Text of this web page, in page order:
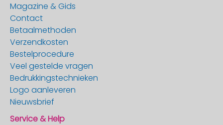
Magazine & Gids
Contact
Betaalmethoden
Verzendkosten
Bestelprocedure
Veel gestelde vragen
Bedrukkingstechnieken
Logo aanleveren
Nieuwsbrief
Service & Help